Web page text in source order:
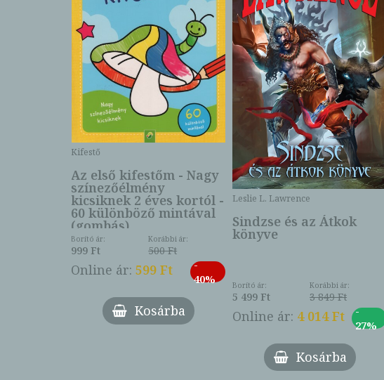
Kifestő
Az első kifestőm - Nagy
színezőélmény
kicsiknek 2 éves kortól -
60 különböző mintával
(gombás)
Borító ár:
999 Ft
Korábbi ár:
500 Ft
Online ár: 599 Ft
-
40%
Kosárba
Leslie L. Lawrence
Sindzse és az Átkok
könyve
Borító ár:
5 499 Ft
Korábbi ár:
3 849 Ft
Online ár: 4 014 Ft
-
27%
Kosárba